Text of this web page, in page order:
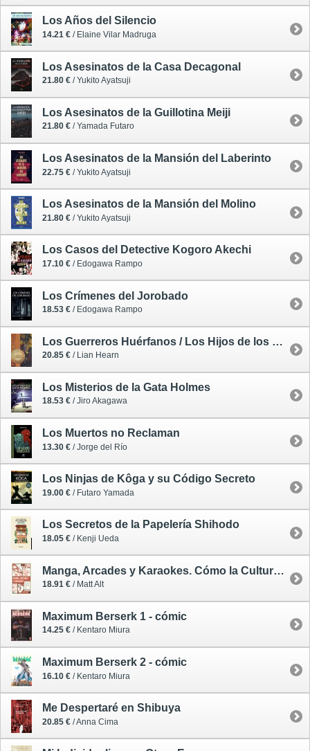
Los Años del Silencio
14.21 € / Elaine Vilar Madruga
Los Asesinatos de la Casa Decagonal
21.80 € / Yukito Ayatsuji
Los Asesinatos de la Guillotina Meiji
21.80 € / Yamada Futaro
Los Asesinatos de la Mansión del Laberinto
22.75 € / Yukito Ayatsuji
Los Asesinatos de la Mansión del Molino
21.80 € / Yukito Ayatsuji
Los Casos del Detective Kogoro Akechi
17.10 € / Edogawa Rampo
Los Crímenes del Jorobado
18.53 € / Edogawa Rampo
Los Guerreros Huérfanos / Los Hijos de los Otori 1
20.85 € / Lian Hearn
Los Misterios de la Gata Holmes
18.53 € / Jiro Akagawa
Los Muertos no Reclaman
13.30 € / Jorge del Río
Los Ninjas de Kôga y su Código Secreto
19.00 € / Futaro Yamada
Los Secretos de la Papelería Shihodo
18.05 € / Kenji Ueda
Manga, Arcades y Karaokes. Cómo la Cultura Pop Japonesa Reinventó el Mundo
18.91 € / Matt Alt
Maximum Berserk 1 - cómic
14.25 € / Kentaro Miura
Maximum Berserk 2 - cómic
16.10 € / Kentaro Miura
Me Despertaré en Shibuya
20.85 € / Anna Cima